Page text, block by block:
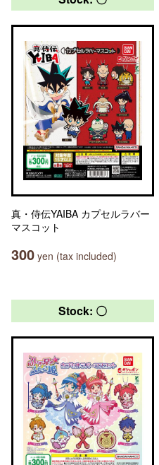
真・侍伝YAIBA カプセルラバー
マスコット
300 yen (tax included)
Stock: 〇